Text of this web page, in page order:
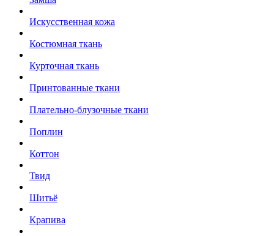
Искусственная кожа
Костюмная ткань
Курточная ткань
Принтованные ткани
Плательно-блузочные ткани
Поплин
Коттон
Твид
Шитьё
Крапива